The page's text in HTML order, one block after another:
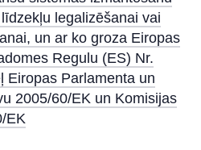
legalizēšanai vai
un ar ko groza Eiropas
Regulu (ES) Nr.
Eiropas Parlamenta un
2005/60/EK un Komisijas
EK